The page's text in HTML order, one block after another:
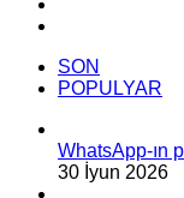
SON
POPULYAR
WhatsApp-ın
30 İyun 2026